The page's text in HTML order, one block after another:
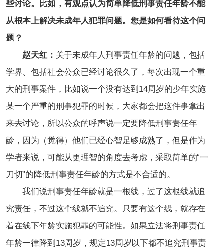
些讨论。比如，有观点认为简单降低刑事责任年龄不能
从根本上解决未成年人犯罪问题。您是如何看待这个问
题？
赵天红： 关于未成年人刑事责任年龄的问题，包括
学界、包括社会公众已经讨论很久了，每次出现一个重
大的刑事案件，比如说一个没有达到14周岁的少年实施
某一个严重的刑事犯罪的时候，大家都会把这件事拿出
来去讨论，所以公众的呼声说一定要降低刑事责任年
龄，因为（觉得）他们已经心智足够成熟了，但是作为
学者来说，可能从更理智的角度去考虑，采取简单的“一
刀切”的降低刑事责任年龄的方式是不合适的。
我们说刑事责任年龄就是一根线，过了这根线就追
究责任，不过这个线就不追究。只要有这个线，就存在
着在线下年龄实施犯罪的可能性。如果立法将刑事责任
年龄一律降到13周岁，规定13周岁以下都不追究刑事责